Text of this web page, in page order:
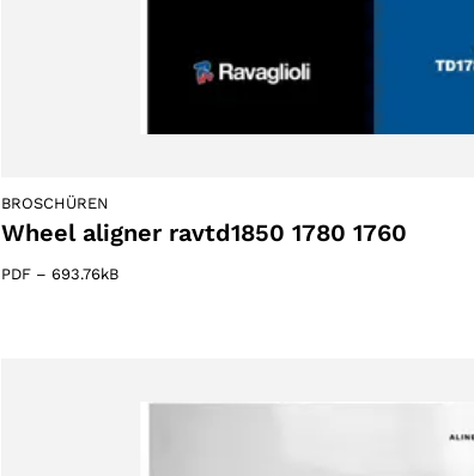
BROSCHÜREN
Wheel aligner ravtd1850 1780 1760
PDF – 693.76kB